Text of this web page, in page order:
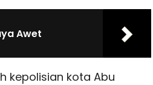
Awet
kepolisian kota Abu